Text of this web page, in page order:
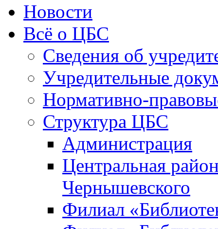
Новости
Всё о ЦБС
Сведения об
Учредительные
Нормативно-
Структура ЦБС
Администрация
Центральная
Чернышевского
Филиал